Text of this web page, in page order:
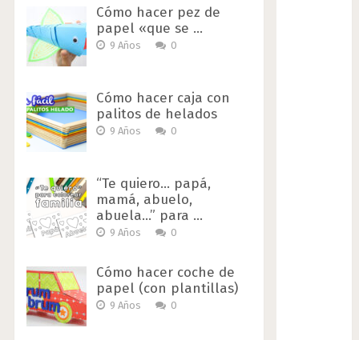
Cómo hacer pez de
papel «que se …
9 Años 0
Cómo hacer caja con
palitos de helados
9 Años 0
“Te quiero… papá,
mamá, abuelo,
abuela…” para …
9 Años 0
Cómo hacer coche de
papel (con plantillas)
9 Años 0